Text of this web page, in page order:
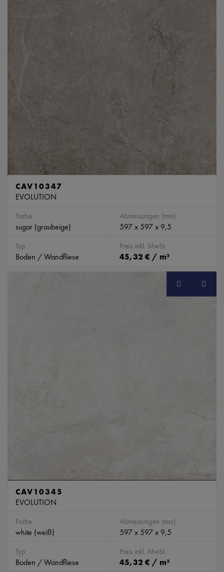
CAV10347
EVOLUTION
Farbe
sugar (graubeige)
Abmessungen (mm)
597 x 597 x 9,5
Typ
Boden / Wandfliese
Preis inkl. MwSt.
45,32 € / m²
CAV10345
EVOLUTION
Farbe
white (weiß)
Abmessungen (mm)
597 x 597 x 9,5
Typ
Boden / Wandfliese
Preis inkl. MwSt.
45,32 € / m²